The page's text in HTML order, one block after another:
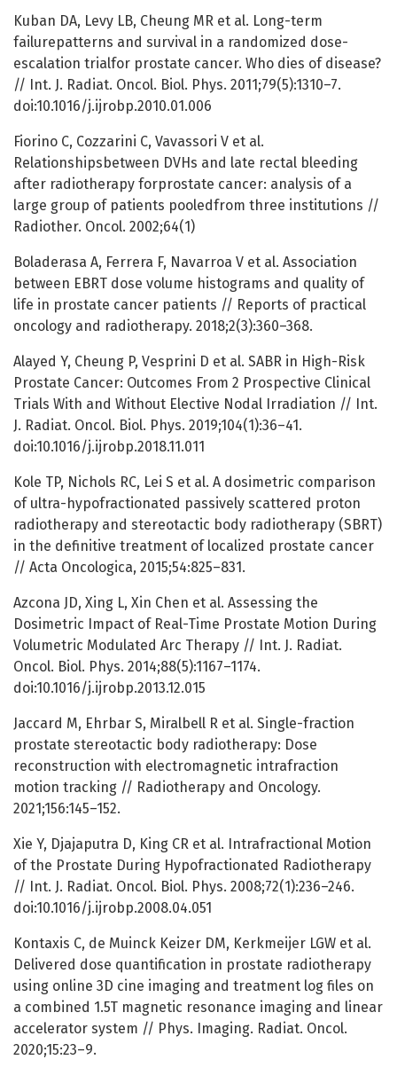
Kuban DA, Levy LB, Cheung MR et al. Long-term
failurepatterns and survival in a randomized dose-
escalation trialfor prostate cancer. Who dies of disease?
// Int. J. Radiat. Oncol. Biol. Phys. 2011;79(5):1310–7.
doi:10.1016/j.ijrobp.2010.01.006
Fiorino C, Cozzarini C, Vavassori V et al.
Relationshipsbetween DVHs and late rectal bleeding
after radiotherapy forprostate cancer: analysis of a
large group of patients pooledfrom three institutions //
Radiother. Oncol. 2002;64(1)
Boladerasa A, Ferrera F, Navarroa V et al. Association
between EBRT dose volume histograms and quality of
life in prostate cancer patients // Reports of practical
oncology and radiotherapy. 2018;2(3):360–368.
Alayed Y, Cheung P, Vesprini D et al. SABR in High-Risk
Prostate Cancer: Outcomes From 2 Prospective Clinical
Trials With and Without Elective Nodal Irradiation // Int.
J. Radiat. Oncol. Biol. Phys. 2019;104(1):36–41.
doi:10.1016/j.ijrobp.2018.11.011
Kole TP, Nichols RC, Lei S et al. A dosimetric comparison
of ultra-hypofractionated passively scattered proton
radiotherapy and stereotactic body radiotherapy (SBRT)
in the definitive treatment of localized prostate cancer
// Acta Oncologica, 2015;54:825–831.
Azcona JD, Xing L, Xin Chen et al. Assessing the
Dosimetric Impact of Real-Time Prostate Motion During
Volumetric Modulated Arc Therapy // Int. J. Radiat.
Oncol. Biol. Phys. 2014;88(5):1167–1174.
doi:10.1016/j.ijrobp.2013.12.015
Jaccard M, Ehrbar S, Miralbell R et al. Single-fraction
prostate stereotactic body radiotherapy: Dose
reconstruction with electromagnetic intrafraction
motion tracking // Radiotherapy and Oncology.
2021;156:145–152.
Xie Y, Djajaputra D, King CR et al. Intrafractional Motion
of the Prostate During Hypofractionated Radiotherapy
// Int. J. Radiat. Oncol. Biol. Phys. 2008;72(1):236–246.
doi:10.1016/j.ijrobp.2008.04.051
Kontaxis C, de Muinck Keizer DM, Kerkmeijer LGW et al.
Delivered dose quantification in prostate radiotherapy
using online 3D cine imaging and treatment log files on
a combined 1.5T magnetic resonance imaging and linear
accelerator system // Phys. Imaging. Radiat. Oncol.
2020;15:23–9.